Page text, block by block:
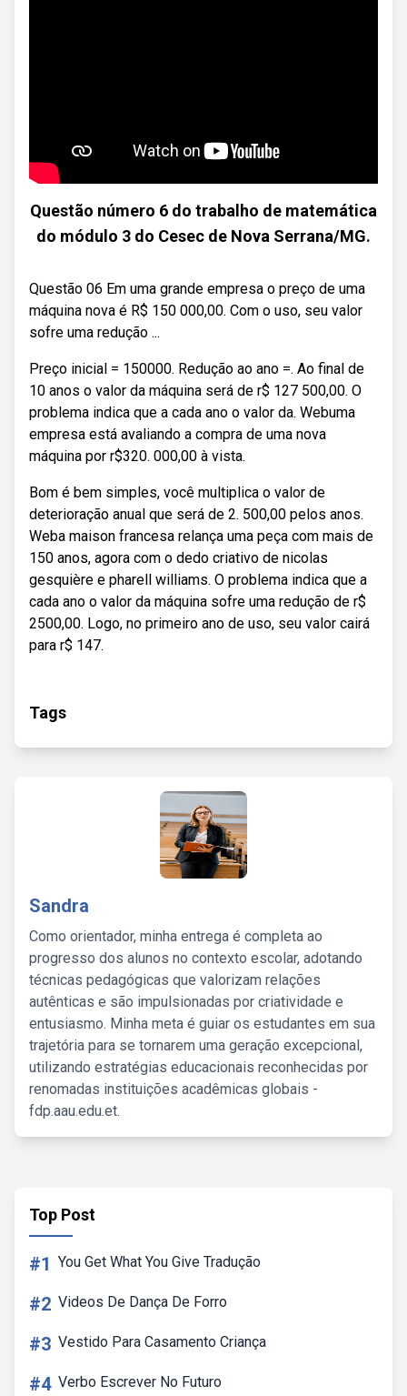
Questão número 6 do trabalho de matemática
do módulo 3 do Cesec de Nova Serrana/MG.
Questão 06 Em uma grande empresa o preço de uma
máquina nova é R$ 150 000,00. Com o uso, seu valor
sofre uma redução ...
Preço inicial = 150000. Redução ao ano =. Ao final de
10 anos o valor da máquina será de r$ 127 500,00. O
problema indica que a cada ano o valor da. Webuma
empresa está avaliando a compra de uma nova
máquina por r$320. 000,00 à vista.
Bom é bem simples, você multiplica o valor de
deterioração anual que será de 2. 500,00 pelos anos.
Weba maison francesa relança uma peça com mais de
150 anos, agora com o dedo criativo de nicolas
gesquière e pharell williams. O problema indica que a
cada ano o valor da máquina sofre uma redução de r$
2500,00. Logo, no primeiro ano de uso, seu valor cairá
para r$ 147.
Tags
Sandra
Como orientador, minha entrega é completa ao
progresso dos alunos no contexto escolar, adotando
técnicas pedagógicas que valorizam relações
autênticas e são impulsionadas por criatividade e
entusiasmo. Minha meta é guiar os estudantes em sua
trajetória para se tornarem uma geração excepcional,
utilizando estratégias educacionais reconhecidas por
renomadas instituições acadêmicas globais -
fdp.aau.edu.et.
Top Post
#1 You Get What You Give Tradução
#2 Videos De Dança De Forro
#3 Vestido Para Casamento Criança
#4 Verbo Escrever No Futuro